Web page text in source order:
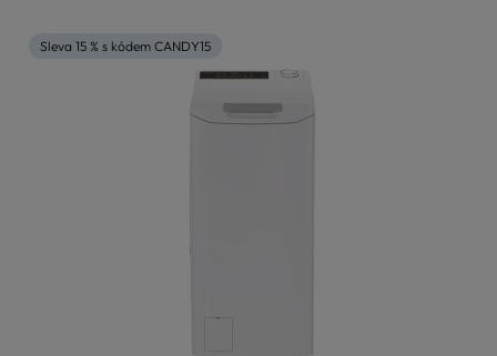
Sleva 15 % s kódem CANDY15